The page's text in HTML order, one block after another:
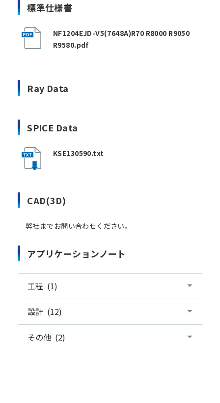
標準仕様書
NF1204EJD-V5(7648A)R70 R8000 R9050
R9580.pdf
Ray Data
SPICE Data
KSE130590.txt
CAD(3D)
弊社までお問い合わせください。
アプリケーションノート
工程 (1)
設計 (12)
その他 (2)